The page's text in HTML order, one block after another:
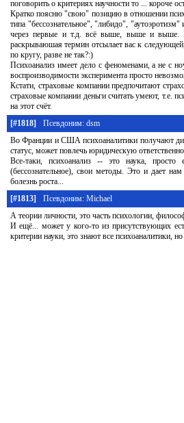
поговорить о критериях научности то ... короче
Кратко поясню "свою" позицию в отношении
типа "бессознательное", "либидо",
через первые и т.д. всё выше, выше и выше.
раскрываюшая термин отсылает вас к
по кругу, разве не так?:)
Психоанализ имеет дело с феноменами, а не с
воспроизводимости эксперимента просто
Кстати, страховые компании предпочитают
страховые компании деньги считать умеют, т.е.
на этот счёт.
[#1818]
Псевдоним: dsm
Во Франции и США психоаналитики получают
статус, может повлечь юридическую
Все-таки, психоанализ -- это наука,
(бессознательное), свои методы. Это и дает
болезнь роста...
[#1813]
Псевдоним: Michael
А теории личности, это часть психологии,
И ещё... может у кого-то из присутствующих
критерии науки, это знают все психоаналитики,